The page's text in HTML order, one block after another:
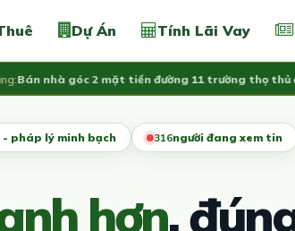
Dự Án Tính Lãi Vay
nhà góc 2 mặt tiền đường 11 trường thọ thủ đức,
- pháp lý minh bạch 316người đang xem tin
hơn,